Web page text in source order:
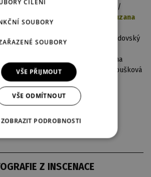
/ Pavel Tručka /
/
Štruncová / Nela Mrázová /
Zuzana
Tručka / Petr Laštovka / Aleš Lindovský
Pažoutová / Jiří Csevár / Kristýna
/ Milan Maláč / Martina Drbušková
Diblíková
/ děti baletní školy DJKT
Z INSCENACE
CÍLENÍ
SOUBORY
SOUBORY
VŠE PŘIJMOUT
VŠE ODMÍTNOUT
ZOBRAZIT PODROBNOSTI